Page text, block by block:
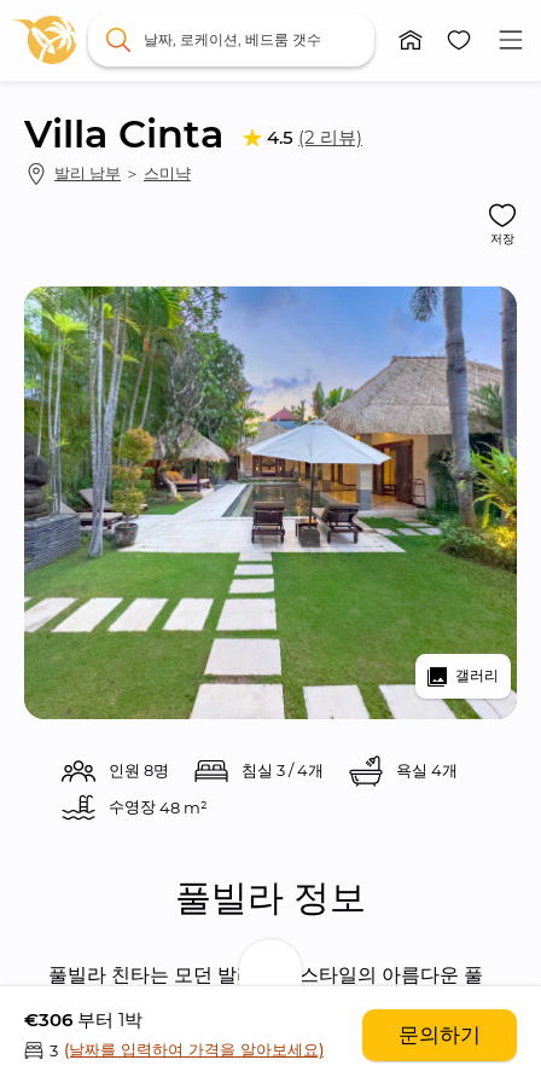
날짜, 로케이션, 베드룸 갯수
Villa Cinta 4.5 (2 리뷰)
발리 남부 ＞ 스미냑
저장
갤러리
인원 8명 침실 3 / 4개
욕실 4개
수영장 48 m²
풀빌라 정보
풀빌라 친타는 모던 발리니즈 스타일의 아름다운 풀
풀빌라 친타는 잘란 두루파디에 위치해있으며, 이 지
€306 부터 1박
3 (날짜를 입력하여 가격을 알아보세요)
문의하기